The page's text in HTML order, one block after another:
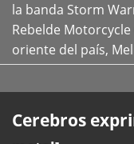
la banda Storm
Rebelde
oriente del país,
Cerebros